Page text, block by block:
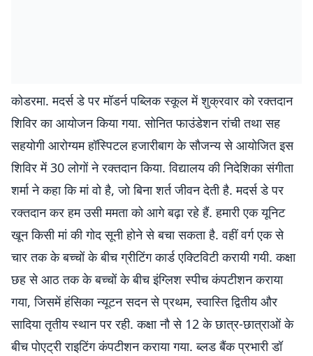
कोडरमा. मदर्स डे पर मॉडर्न पब्लिक स्कूल में शुक्रवार को रक्तदान
शिविर का आयोजन किया गया. सोनित फाउंडेशन रांची तथा सह
सहयोगी आरोग्यम हॉस्पिटल हजारीबाग के सौजन्य से आयोजित इस
शिविर में 30 लोगों ने रक्तदान किया. विद्यालय की निदेशिका संगीता
शर्मा ने कहा कि मां वो है, जो बिना शर्त जीवन देती है. मदर्स डे पर
रक्तदान कर हम उसी ममता को आगे बढ़ा रहे हैं. हमारी एक यूनिट
खून किसी मां की गोद सूनी होने से बचा सकता है. वहीं वर्ग एक से
चार तक के बच्चों के बीच ग्रीटिंग कार्ड एक्टिविटी करायी गयी. कक्षा
छह से आठ तक के बच्चों के बीच इंग्लिश स्पीच कंपटीशन कराया
गया, जिसमें हंसिका न्यूटन सदन से प्रथम, स्वास्ति द्वितीय और
सादिया तृतीय स्थान पर रही. कक्षा नौ से 12 के छात्र-छात्राओं के
बीच पोएट्री राइटिंग कंपटीशन कराया गया. ब्लड बैंक प्रभारी डॉ